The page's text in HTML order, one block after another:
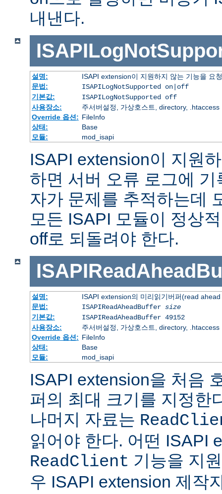
내낸다.
설명:
ISAPI extension이 지원하지 않는 기능을 요
문법:
ISAPILogNotSupported on|off
기본값:
ISAPILogNotSupported off
사용장소:
주서버설정, 가상호스트, directory, .htaccess
Override 옵션: FileInfo
상태:
Base
모듈:
mod_isapi
ISAPI extension이 지원
하면 서버 오류 로그에
자가 문제를 추적하는데
모든 ISAPI 모듈이 정상
off로 되돌려야 한다.
설명:
ISAPI extension의 미리읽기버퍼(read
문법:
ISAPIReadAheadBuffer size
기본값:
ISAPIReadAheadBuffer 49152
사용장소:
주서버설정, 가상호스트, directory, .htaccess
Override 옵션: FileInfo
상태:
Base
모듈:
mod_isapi
ISAPI extension을 처음
퍼의 최대 크기를 지정한
나머지 자료는
읽어야 한다. 어떤 ISAPI
ReadClient 기능을 지
우 ISAPI extension 제작